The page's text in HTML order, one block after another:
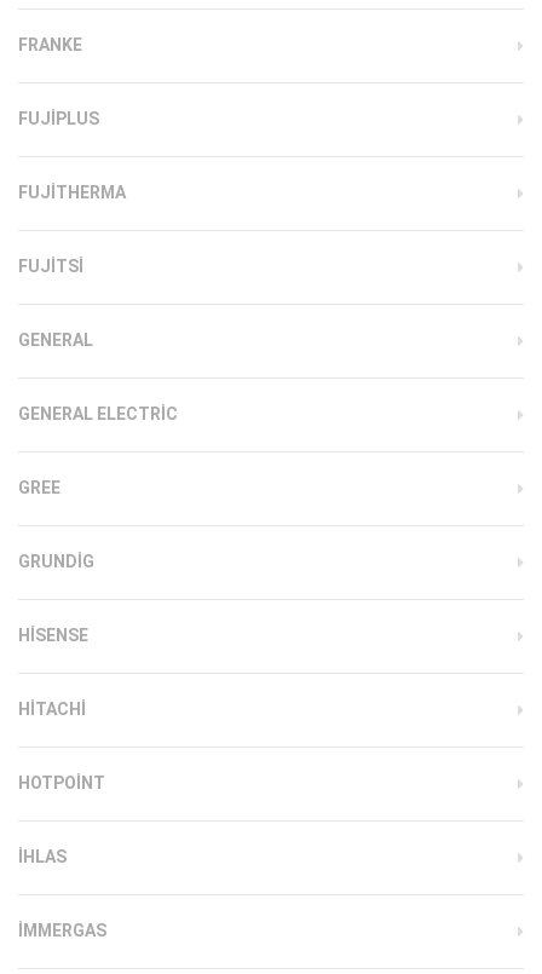
FRANKE
FUJIPLUS
FUJITHERMA
FUJITSI
GENERAL
GENERAL ELECTRIC
GREE
GRUNDIG
HISENSE
HITACHI
HOTPOINT
IHLAS
İMMERGAS